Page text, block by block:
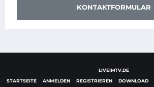
KONTAKTFORMULAR
LIVEIMTV.DE
STARTSEITE
ANMELDEN REGISTRIEREN DOWNLOAD